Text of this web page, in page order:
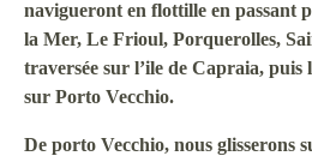
navigueront en flottille en passant
la Mer, Le Frioul, Porquerolles,
traversée sur l’ile de Capraia, puis
sur Porto Vecchio.
De porto Vecchio, nous glisserons